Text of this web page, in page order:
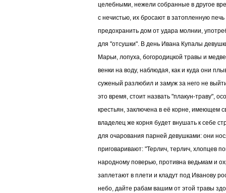
целебными, нежели собранные в другое
с нечистью, их бросают в затопленную
предохранить дом от удара молнии,
для "отсушки". В день Ивана Купалы
Марьи, лопуха, богородицкой травы и
венки на воду, наблюдая, как и куда они
суженый разлюбил и замуж за него не
это время, стоит назвать "плакун-траву",
крестьян, заключена в её корне, имеющем
владелец же корня будет внушать к себе
для очарования парней девушками: они
приговаривают: "Терлич, терлич, хлопцев
народному поверью, противна ведьмам и
заплетают в плети и кладут под Иванову
небо, дайте рабам вашим от этой травы